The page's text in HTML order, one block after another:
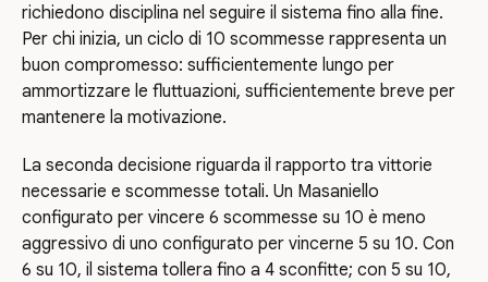
richiedono disciplina nel seguire il sistema fino alla fine.
Per chi inizia, un ciclo di 10 scommesse rappresenta un
buon compromesso: sufficientemente lungo per
ammortizzare le fluttuazioni, sufficientemente breve per
mantenere la motivazione.
La seconda decisione riguarda il rapporto tra vittorie
necessarie e scommesse totali. Un Masaniello
configurato per vincere 6 scommesse su 10 è meno
aggressivo di uno configurato per vincerne 5 su 10. Con
6 su 10, il sistema tollera fino a 4 sconfitte; con 5 su 10,